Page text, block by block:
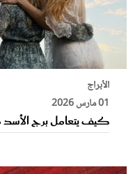
الأبراج
01 مارس 2026
كيف يتعامل برج الأسد